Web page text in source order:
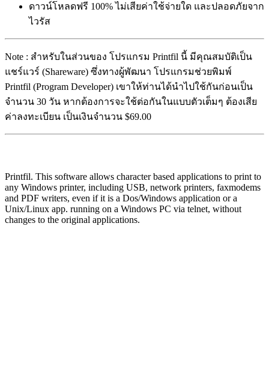
ดาวน์โหลดฟรี 100% ไม่เสียค่าใช้จ่ายใด และปลอดภัยจาก
ไวรัส
Note : สำหรับในส่วนของ โปรแกรม Printfil นี้ มีคุณสมบัติเป็น
แชร์แวร์ (Shareware) ซึ่งทางผู้พัฒนา โปรแกรมช่วยพิมพ์
Printfil (Program Developer) เขาให้ท่านได้นำไปใช้กันก่อนเป็น
จำนวน 30 วัน หากต้องการจะใช้ต่อกันในแบบตัวเต็มๆ ต้องเสีย
ค่าลงทะเบียน เป็นเงินจำนวน $69.00
Printfil. This software allows character based applications to print to
any Windows printer, including USB, network printers, faxmodems
and PDF writers, even if it is a Dos/Windows application or a
Unix/Linux app. running on a Windows PC via telnet, without
changes to the original applications.